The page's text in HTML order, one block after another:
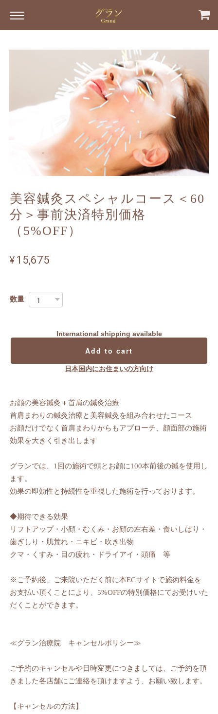
美容鍼灸スペシャルコース＜60
分＞事前決済特別価格
（5%OFF）
¥15,675
数量
International shipping available
Add to cart
日本国内にお住まいの方向け
お顔の美容鍼灸＋首肩の鍼灸治療
首肩まわりの鍼灸治療と美容鍼灸を組み合わせたコース
お顔だけでなく首肩まわりからもアプローチ、顔面部の施術
効果を大きく引き出します
グランでは、1回の施術で頭とお顔に100本前後の鍼を使用し
ます。
効果の即効性と持続性を重視した施術を行っております。
◆期待できる効果
リフトアップ・小顔・むくみ・お顔の左右差・食いしばり・
歯ぎしり・肌荒れ・ニキビ・吹き出物
クマ・くすみ・目の疲れ・ドライアイ・頭痛 等
※ご予約後、ご来院いただく前に本ECサイトで施術料金を
お支払い頂くことにより、5%OFFの特別価格にてお受けいた
だくことができます。
≪グラン治療院 キャンセルポリシー≫
ご予約のキャンセルや日時変更につきましては、ご予約を頂
きました各店舗にご連絡を頂けますよう、お願い致します。
【キャンセルの方法】